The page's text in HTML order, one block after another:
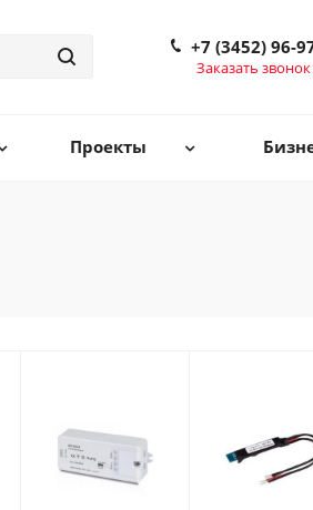
+7 (3452) 96-
Заказать звонок
Проекты